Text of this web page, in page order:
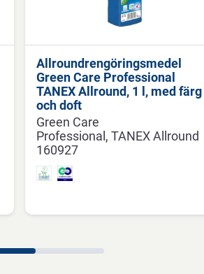
Allroundrengöringsmedel
Green Care Professional
TANEX Allround, 1 l, med färg
och doft
Green Care
Professional
TANEX Allround
160927